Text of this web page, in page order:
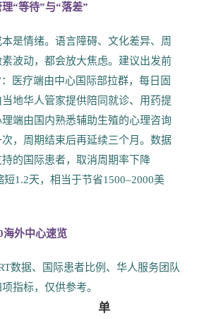
“等待”与“落差”
是情绪。语言障碍、文化差异、周
波动，都会放大焦虑。建议出发前
医疗端由中心国际部拉群，每日固
地华人管家提供陪同就诊、用药提
端由国内熟悉辅助生殖的心理咨询
，周期结束后再延续三个月。数据
的国际患者，取消周期率下降
1.2天，相当于节省1500–2000美
海外中心速览
数据、国际患者比例、华人服务团队
指标，仅供参考。
单